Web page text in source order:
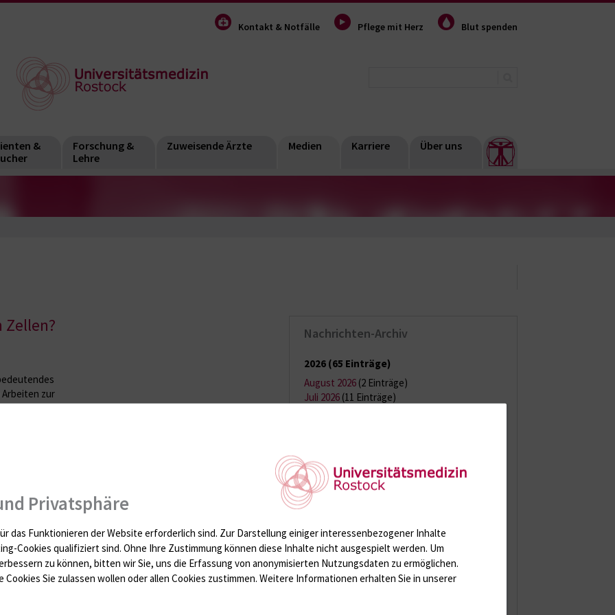
Kontakt & Notfälle Pflege mit Herz Blut spenden
&
Forschung &
Lehre
Zuweisende Ärzte Medien Karriere Über uns
Zellen?
zur
des Sinusknotens –
haben Prof. Dr.
und Dr. rer. nat.
für kardiale
nun
Kürzlich wurden
spezifische
in der Petrischale
Bislang haben wir
Im nächsten
übertragen, um
künstlichen,
in Patienten mit
Fortschritt
Nachrichten-Archiv
2026 (65 Einträge)
August 2026 (2 Einträge)
Juli 2026 (11 Einträge)
Februar 2026(6 Einträge)
Januar 2026(6 Einträge)
2025
2024(144 Einträge)
2023(150 Einträge)
2022(150 Einträge)
Privatsphäre
das Funktionieren der Website erforderlich sind. Zur Darstellung einiger interessenbezogener Inhalte
Cookies qualifiziert sind. Ohne Ihre Zustimmung können diese Inhalte nicht ausgespielt werden. Um
zu können, bitten wir Sie, uns die Erfassung von anonymisierten Nutzungsdaten zu ermöglichen.
Cookies Sie zulassen wollen oder allen Cookies zustimmen. Weitere Informationen erhalten Sie in unserer